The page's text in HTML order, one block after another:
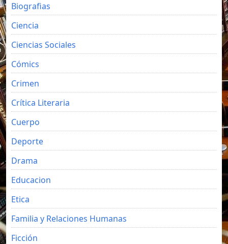
Biografias
Ciencia
Ciencias Sociales
Cómics
Crimen
Crítica Literaria
Cuerpo
Deporte
Drama
Educacion
Etica
Familia y Relaciones Humanas
Ficción